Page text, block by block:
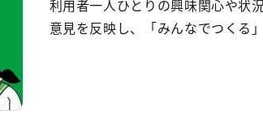
利用者一人ひとりの興味関心や状
意見を反映し、「みんなでつくる